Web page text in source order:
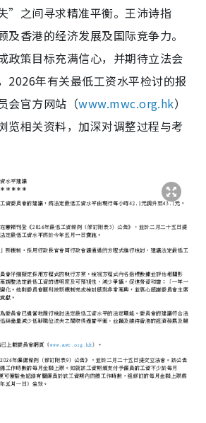
”之间寻求精准平衡。王沛诗指
及香港的经济发展及国际竞争力。
政策目标充满信心，并期待立法会
2026年有关最低工资水平检讨的报
会官方网站（www.mwc.org.hk）
览相关资料，加深对调整过程与考